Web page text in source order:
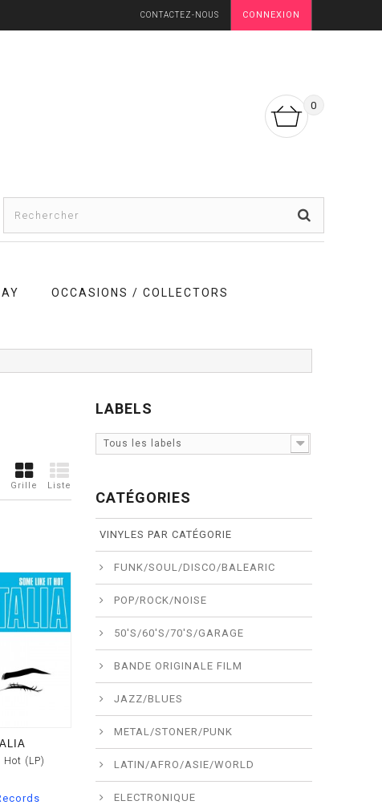
CONNEXION
CONTACTEZ-NOUS
0
OCCASIONS / COLLECTORS
Grille Liste
Hot (LP)
LABELS
Tous les labels
CATÉGORIES
VINYLES PAR CATÉGORIE
FUNK/SOUL/DISCO/BALEARIC
POP/ROCK/NOISE
50'S/60'S/70'S/GARAGE
BANDE ORIGINALE FILM
JAZZ/BLUES
METAL/STONER/PUNK
LATIN/AFRO/ASIE/WORLD
ELECTRONIQUE